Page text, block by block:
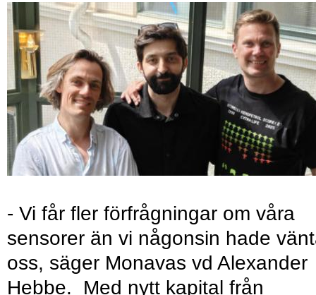
- Vi får fler förfrågningar om våra
sensorer än vi någonsin hade
oss, säger Monavas vd Alexander
Hebbe. Med nytt kapital från